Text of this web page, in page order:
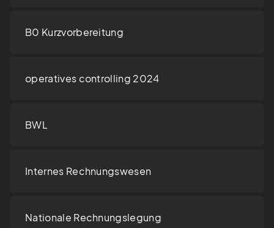
B0 Kurzvorbereitung
operatives controlling 2024
BWL
Internes Rechnungswesen
Nationale Rechnungslegung